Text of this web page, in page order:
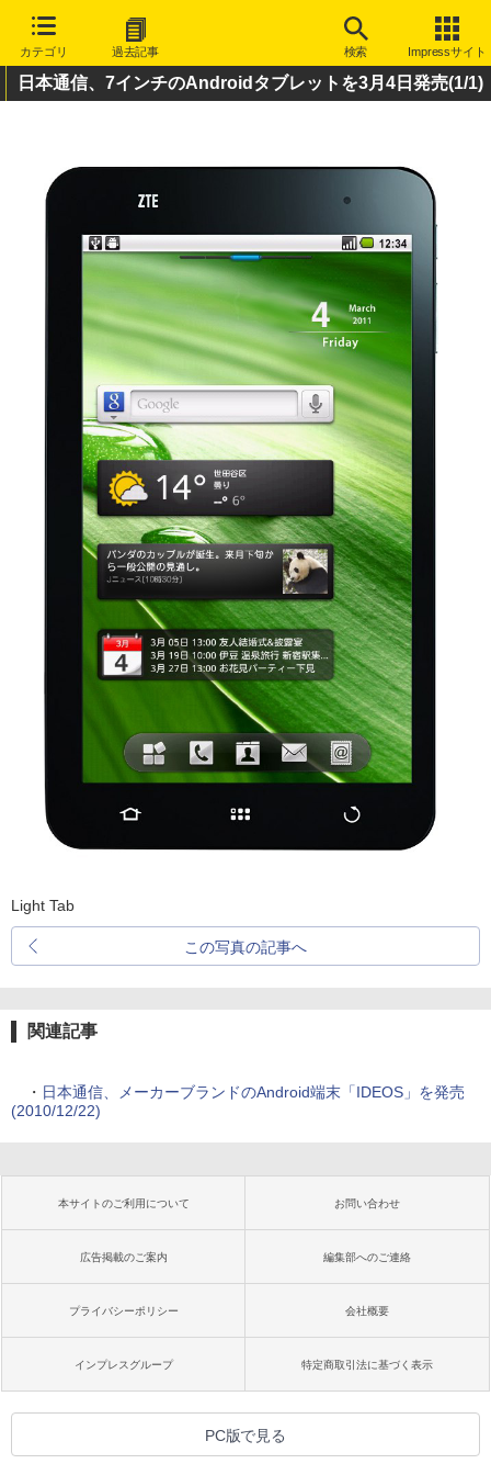
カテゴリ 過去記事 検索 Impressサイト
日本通信、7インチのAndroidタブレットを3月4日発売(1/1)
Light Tab
この写真の記事へ
関連記事
・ 日本通信、メーカーブランドのAndroid端末「IDEOS」を発売
(2010/12/22)
本サイトのご利用について お問い合わせ
広告掲載のご案内 編集部へのご連絡
プライバシーポリシー 会社概要
インプレスグループ 特定商取引法に基づく表示
PC版で見る